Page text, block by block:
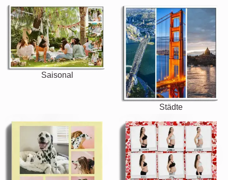
Saisonal
Städte